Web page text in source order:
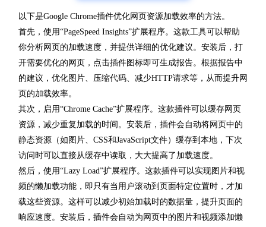
以下是Google Chrome插件优化网页资源加载效率的方法。
首先，使用“PageSpeed Insights”扩展程序。这款工具可以帮助
你分析网页的加载速度，并提供详细的优化建议。安装后，打
开需要优化的网页，点击插件图标即可生成报告。根据报告中
的建议，优化图片、压缩代码、减少HTTP请求等，从而提升网
页的加载效率。
其次，启用“Chrome Cache”扩展程序。这款插件可以缓存网页
资源，减少重复加载的时间。安装后，插件会自动将网页中的
静态资源（如图片、CSS和JavaScript文件）缓存到本地，下次
访问时可以直接从缓存中读取，大大提高了加载速度。
然后，使用“Lazy Load”扩展程序。这款插件可以实现图片和视
频的懒加载功能，即只有当用户滚动到页面特定位置时，才加
载这些资源。这样可以减少初始加载时的数据量，提升页面的
响应速度。安装后，插件会自动为网页中的图片和视频添加懒